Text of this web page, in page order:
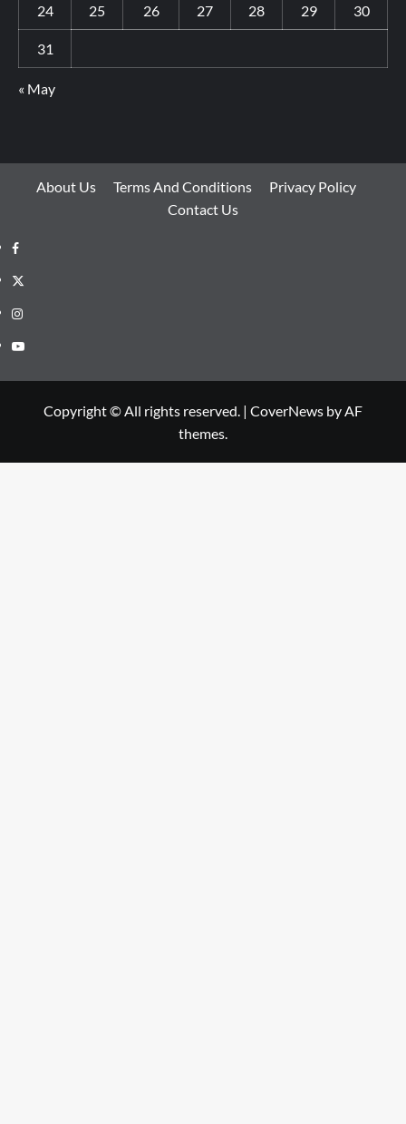
24 25 26 27 28 29 30
31
« May
About Us Terms And Conditions
Privacy Policy
Contact Us
Facebook
Twitter
Instagram
Youtube
Copyright © All rights reserved. | CoverNews by AF
themes.